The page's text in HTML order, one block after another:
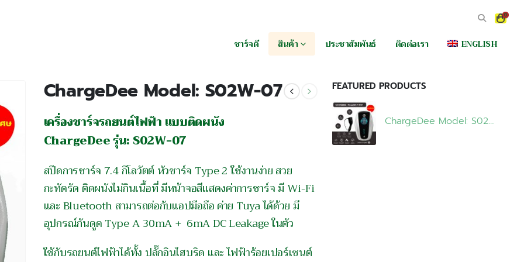
0
ชาร์จดี สินค้า ประชาสัมพันธ์ ติดต่อเรา ENGLISH
ChargeDee Model: S02W-07
เครื่องชาร์จรถยนต์ไฟฟ้า แบบติดผนัง
ChargeDee รุ่น: S02W-07
สปีดการชาร์จ 7.4 กิโลวัตต์ หัวชาร์จ Type 2 ใช้งานง่าย สวย
กะทัดรัด ติดผนังไม่กินเนื้อที่ มีหน้าจอสีแสดงค่าการชาร์จ มี Wi-Fi
และ Bluetooth สามารถต่อกับแอปมือถือ ค่าย Tuya ได้ด้วย มี
อุปกรณ์กันดูด Type A 30mA + 6mA DC Leakage ในตัว
ใช้กับรถยนต์ไฟฟ้าได้ทั้ง ปลั๊กอินไฮบริด และ ไฟฟ้าร้อยเปอร์เซนต์
FEATURED PRODUCTS
ChargeDee Model: S02W-07